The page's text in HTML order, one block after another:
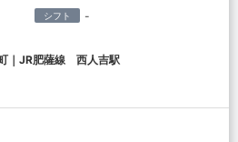
シフト -
｜JR肥薩線 西人吉駅